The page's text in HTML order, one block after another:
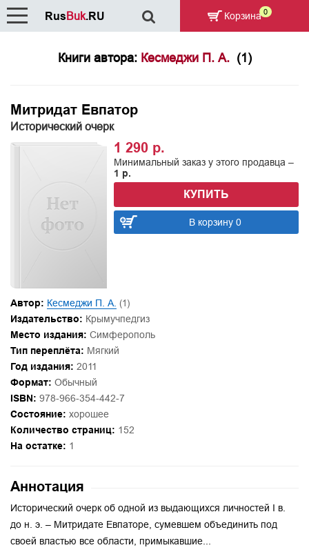
Книги автора: Кесмеджи П. А. (1)
Митридат Евпатор
Исторический очерк
1 290 р.
Минимальный заказ у этого продавца –
1 р.
КУПИТЬ
В корзину 0
Автор: Кесмеджи П. А. (1)
Издательство: Крымучпедгиз
Место издания: Симферополь
Тип переплёта: Мягкий
Год издания: 2011
Формат: Обычный
ISBN: 978-966-354-442-7
Состояние: хорошее
Количество страниц: 152
На остатке: 1
Аннотация
Исторический очерк об одной из выдающихся личностей I в.
до н. э. – Митридате Евпаторе, сумевшем объединить под
своей властью все области, примыкавшие...
RusBuk.RU Корзина 0